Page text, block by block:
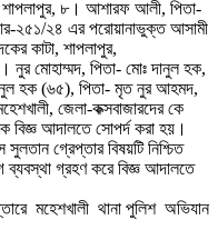
শাপলাপুর, ৮। আশারফ আলী, পিতা-
২৫১/২৪ এর পরোয়ানাভুক্ত আসামী
কাটা, শাপলাপুর,
মোহাম্মদ, পিতা- মোঃ দানুল হক,
হক (৬৫), পিতা- মৃত নুর আহমদ,
জেলা-কক্সবাজারদের কে
বিজ্ঞ আদালতে সোপর্দ করা হয়।
গ্রেপ্তার বিষয়টি নিশ্চিত
গ্রহণ করে বিজ্ঞ আদালতে
মহেশখালী থানা পুলিশ অভিযান